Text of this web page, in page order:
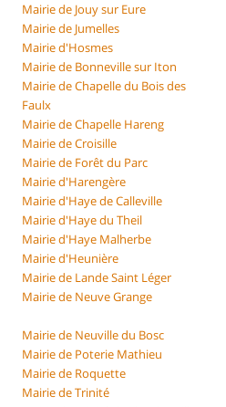
Mairie de Jouy sur Eure
Mairie de Jumelles
Mairie d'Hosmes
Mairie de Bonneville sur Iton
Mairie de Chapelle du Bois des
Faulx
Mairie de Chapelle Hareng
Mairie de Croisille
Mairie de Forêt du Parc
Mairie d'Harengère
Mairie d'Haye de Calleville
Mairie d'Haye du Theil
Mairie d'Haye Malherbe
Mairie d'Heunière
Mairie de Lande Saint Léger
Mairie de Neuve Grange
Mairie de Neuville du Bosc
Mairie de Poterie Mathieu
Mairie de Roquette
Mairie de Trinité